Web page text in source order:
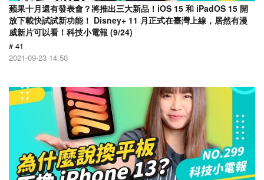
蘋果十月還有發表會？將推出三大新品！iOS 15 和 iPadOS 15 開
放下載快試試新功能！ Disney+ 11 月正式在臺灣上線，居然有漫
威新片可以看！科技小電報 (9/24)
# 41
2021-09-23 14:50